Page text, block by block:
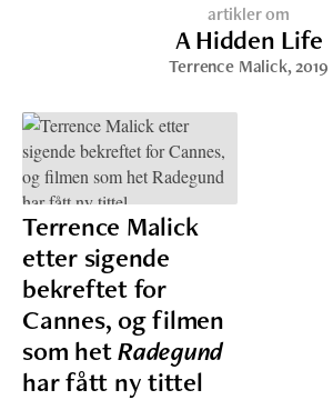
artikler om
A Hidden Life
Terrence Malick, 2019
Terrence Malick
etter sigende
bekreftet for
Cannes, og filmen
som hetRadegund
har fått ny tittel